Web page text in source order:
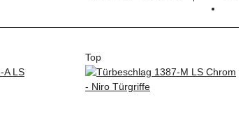
Top